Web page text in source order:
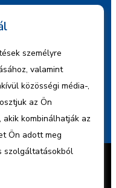
Kft.
© ENCO
személyre
valamint
közösségi média-,
az Ön
kombinálhatják az
Ön adott meg
szolgáltatásokból